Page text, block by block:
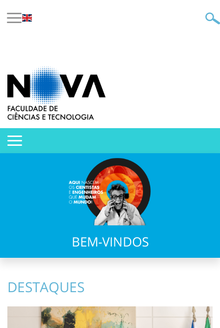
BEM-VINDOS
DESTAQUES